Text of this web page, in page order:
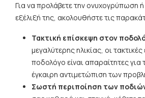
Για να προλάβετε την ονυχογρύπωση
εξέλιξή της, ακολουθήστε τις
Τακτική επίσκεψη στον
μεγαλύτερης ηλικίας, οι
ποδολόγο είναι απαραίτητες για
έγκαιρη αντιμετώπιση των
Σωστή περιποίηση των